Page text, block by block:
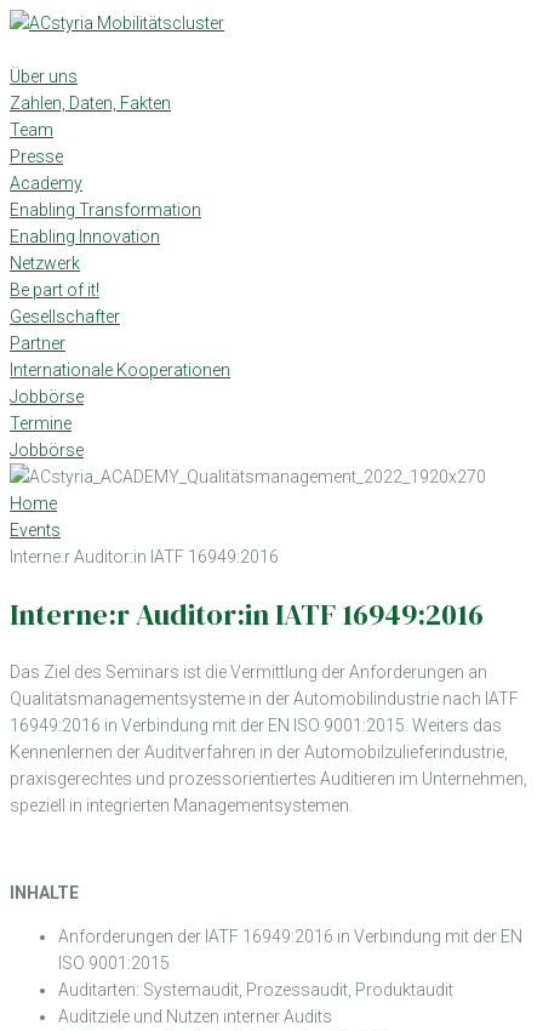
Skip
content
Über uns
Zahlen, Daten, Fakten
Team
Presse
Academy
Enabling Transformation
Enabling Innovation
Netzwerk
Be part of it!
Gesellschafter
Partner
Internationale Kooperationen
Jobbörse
Termine
Jobbörse
Home
Events
Interne:r Auditor:in IATF 16949:2016
Interne:r Auditor:in IATF 16949:2016
Das Ziel des Seminars ist die Vermittlung der Anforderungen an
Qualitätsmanagementsysteme in der Automobilindustrie nach IATF
16949:2016 in Verbindung mit der EN ISO 9001:2015. Weiters das
Kennenlernen der Auditverfahren in der Automobilzulieferindustrie,
praxisgerechtes und prozessorientiertes Auditieren im Unternehmen,
speziell in integrierten Managementsystemen.
INHALTE
Anforderungen der IATF 16949:2016 in Verbindung mit der EN
ISO 9001:2015
Auditarten: Systemaudit, Prozessaudit, Produktaudit
Auditziele und Nutzen interner Audits